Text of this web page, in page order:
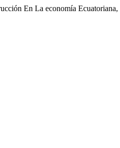
En La economía Ecuatoriana,